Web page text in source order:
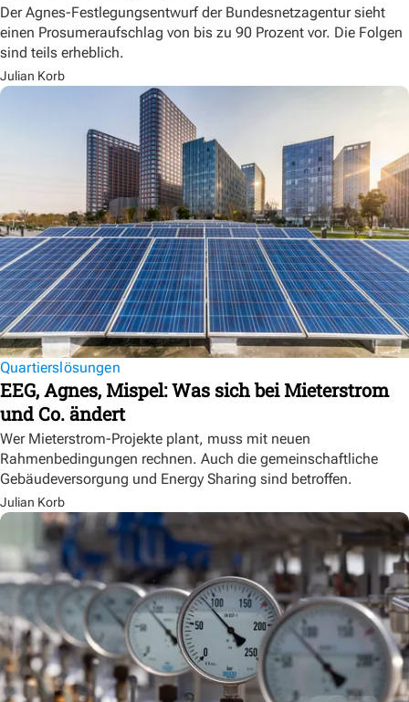
Der Agnes-Festlegungsentwurf der Bundesnetzagentur sieht
einen Prosumeraufschlag von bis zu 90 Prozent vor. Die Folgen
sind teils erheblich.
Julian Korb
Quartierslösungen
EEG, Agnes, Mispel: Was sich bei Mieterstrom
und Co. ändert
Wer Mieterstrom-Projekte plant, muss mit neuen
Rahmenbedingungen rechnen. Auch die gemeinschaftliche
Gebäudeversorgung und Energy Sharing sind betroffen.
Julian Korb